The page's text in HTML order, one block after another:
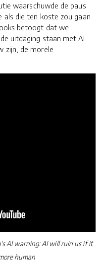
waarschuwde de paus
als die ten koste zou gaan
betoogt dat we
uitdaging staan met AI.
zijn, de morele
AI warning: AI will ruin us if it
human